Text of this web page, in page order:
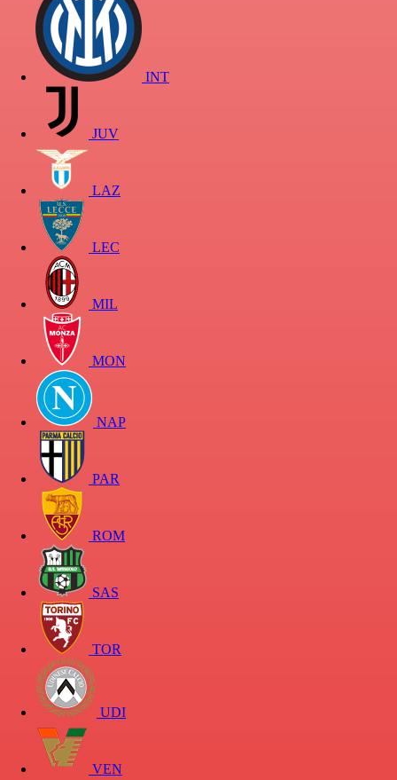
INT
JUV
LAZ
LEC
MIL
MON
NAP
PAR
ROM
SAS
TOR
UDI
VEN